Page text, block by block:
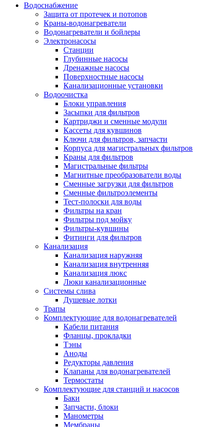
Строительные товары
Все для бани
Полезные статьи
Новости и Акции
Оплата и доставка
Сервис-центр
Адреса Сервис-центров
Условия возврата товара
Обмен и возврат товара
Водоснабжение
Защита от протечек и потопов
Краны-водонагреватели
Водонагреватели и бойлеры
Электронасосы
Станции
Глубинные насосы
Дренажные насосы
Поверхностные насосы
Канализационные установки
Водоочистка
Блоки управления
Засыпки для фильтров
Картриджи и сменные модули
Кассеты для кувшинов
Ключи для фильтров, запчасти
Корпуса для магистральных фильтров
Краны для фильтров
Магистральные фильтры
Магнитные преобразователи воды
Сменные загрузки для фильтров
Сменные фильтроэлементы
Тест-полоски для воды
Фильтры на кран
Фильтры под мойку
Фильтры-кувшины
Фитинги для фильтров
Канализация
Канализация наружняя
Канализация внутренняя
Канализация люкс
Люки канализационные
Системы слива
Душевые лотки
Трапы
Комплектующие для водонагревателей
Кабели питания
Фланцы, прокладки
Тэны
Аноды
Редукторы давления
Клапаны для водонагревателей
Термостаты
Комплектующие для станций и насосов
Баки
Запчасти, блоки
Манометры
Мембраны